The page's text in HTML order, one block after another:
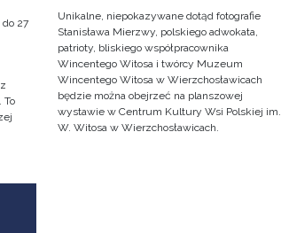
27
To
Unikalne, niepokazywane dotąd fotografie
Stanisława Mierzwy, polskiego adwokata,
patrioty, bliskiego współpracownika
Wincentego Witosa i twórcy Muzeum
Wincentego Witosa w Wierzchosławicach
będzie można obejrzeć na planszowej
wystawie w Centrum Kultury Wsi Polskiej im.
W. Witosa w Wierzchosławicach.